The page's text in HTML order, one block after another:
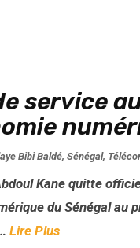
service
Bibi Baldé, Sénégal,
Kane quitte
du Sénégal au
Lire Plus